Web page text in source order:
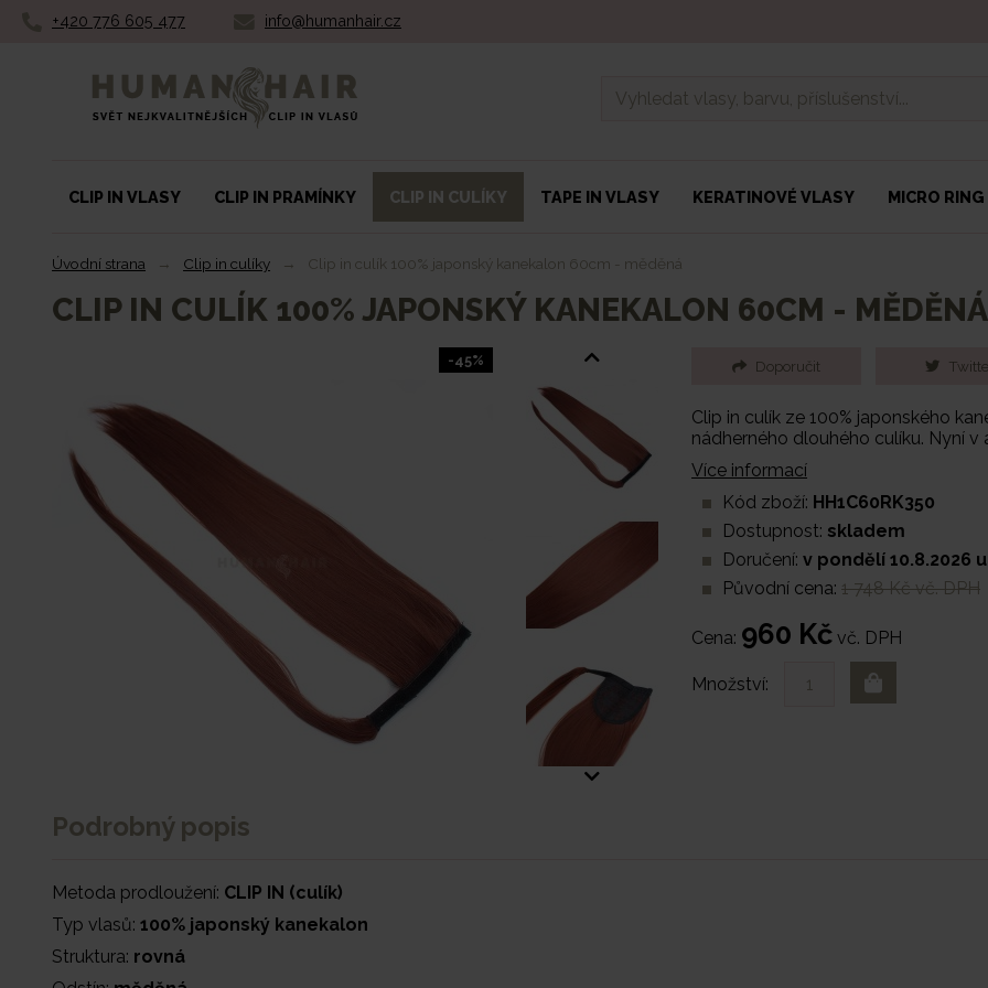
+420 776 605 477 info@humanhair.cz
Humanhair.cz
Úvodní strana → Clip in culíky → Clip in culík 100% japonský kanekalon 60cm - měděná
CLIP IN CULÍK 100% JAPONSKÝ KANEKALON 60CM - MĚDĚNÁ
-45% Doporučit
Clip in culík ze 100% japonského
nádherného dlouhého culíku. Nyní v
Více informací
Kód zboží: HH1C60RK350
Dostupnost: skladem
Doručení:v pondělí 10.8.2026
Původní cena:1 748 Kč vč. DPH
Cena: 960 Kč vč. DPH
Množství:
Podrobný popis
Metoda prodloužení: CLIP IN (culík)
Typ vlasů:100% japonský kanekalon
Struktura: rovná
CLIP IN VLASY CLIP IN PRAMÍNKY CLIP IN CULÍKY TAPE IN VLASY KERATINOVÉ VLASY MICRO